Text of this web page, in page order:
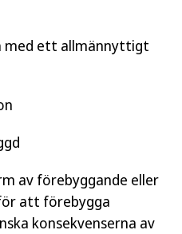
med ett allmännyttigt
av förebyggande eller
att förebygga
konsekvenserna av